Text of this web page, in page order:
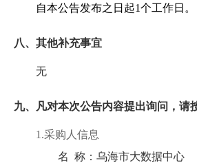
自本公告发布之日起1个工作日。
八、其他补充事宜
无
九、凡对本次公告内容提出询问，请
1.采购人信息
名 称： 乌海市大数据中心